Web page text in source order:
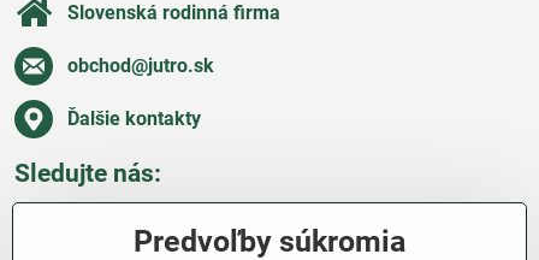
Slovenská rodinná firma
obchod​@jutro​.sk
Ďalšie kontakty
Sledujte nás:
Predvoľby súkromia